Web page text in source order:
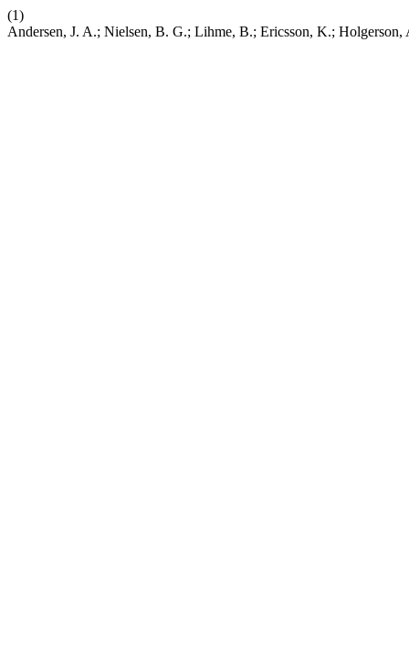
(1)
Andersen, J. A.; Nielsen, B. G.; Lihme, B.; Ericsson, K.; Holgerson,